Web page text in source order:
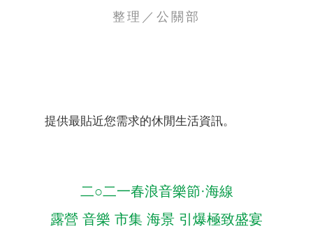
整理／公關部
提供最貼近您需求的休閒生活資訊。
二○二一春浪音樂節·海線
露營 音樂 市集 海景 引爆極致盛宴